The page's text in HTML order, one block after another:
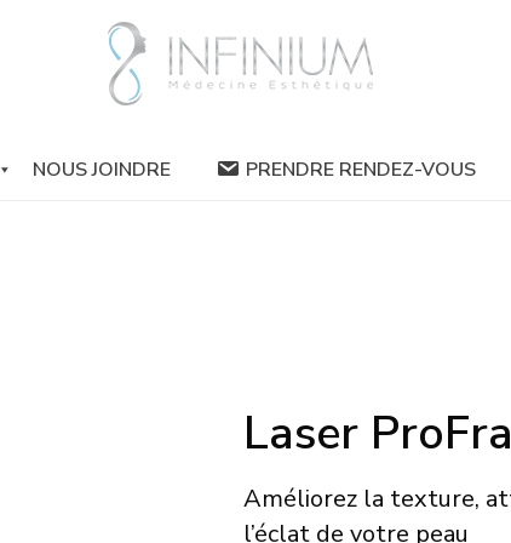
NOUS JOINDRE PRENDRE RENDEZ-VOUS
Laser
Améliorez la texture,
l’éclat de votre peau